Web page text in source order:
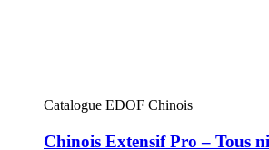
Catalogue EDOF Chinois
Chinois Extensif Pro – Tous